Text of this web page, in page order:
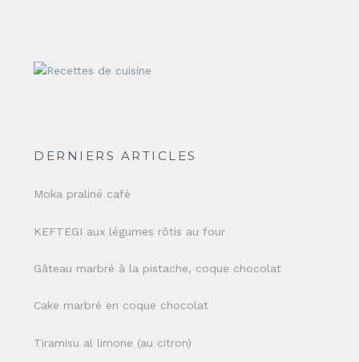
DERNIERS ARTICLES
Moka praliné café
KEFTEGI aux légumes rôtis au four
Gâteau marbré à la pistache, coque chocolat
Cake marbré en coque chocolat
Tiramisu al limone (au citron)